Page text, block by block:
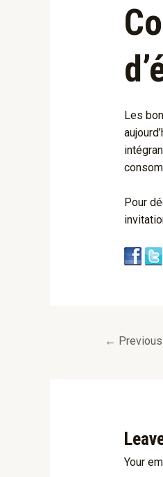
Les
Pour
←
Your